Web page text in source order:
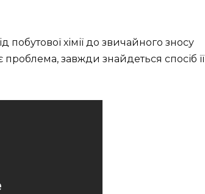
побутової хімії до звичайного зносу
завжди знайдеться спосіб її